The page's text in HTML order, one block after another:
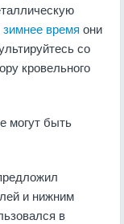
зимнее время они
со
кровельного
могут быть
и нижним
в